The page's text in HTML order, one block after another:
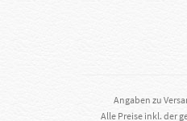
Angaben zu
Alle Preise inkl. der